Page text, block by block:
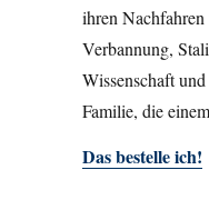
ihren
Verbannung,
Wissenschaft
Familie, die
Das bestelle ich!